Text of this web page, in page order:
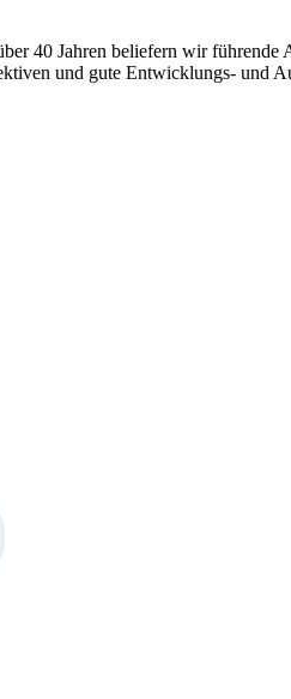
40 Jahren beliefern wir führende
und gute Entwicklungs- und